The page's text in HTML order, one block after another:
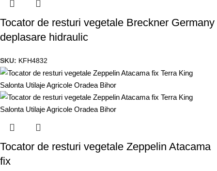
Tocator de resturi vegetale Breckner Germany
deplasare hidraulic
SKU: KFH4832
Tocator de resturi vegetale Zeppelin Atacama
fix